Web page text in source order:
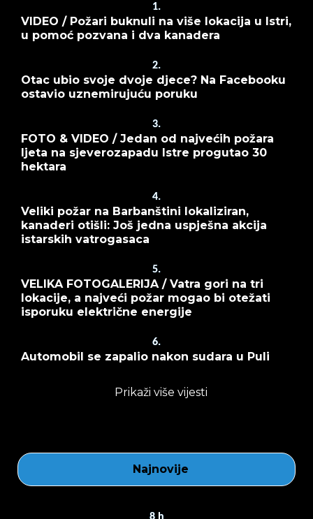
1.
VIDEO / Požari buknuli na više lokacija u Istri,
u pomoć pozvana i dva kanadera
2.
Otac ubio svoje dvoje djece? Na Facebooku
ostavio uznemirujuću poruku
3.
FOTO & VIDEO / Jedan od najvećih požara
ljeta na sjeverozapadu Istre progutao 30
hektara
4.
Veliki požar na Barbanštini lokaliziran,
kanaderi otišli: Još jedna uspješna akcija
istarskih vatrogasaca
5.
VELIKA FOTOGALERIJA / Vatra gori na tri
lokacije, a najveći požar mogao bi otežati
isporuku električne energije
6.
Automobil se zapalio nakon sudara u Puli
Prikaži više vijesti
Najnovije